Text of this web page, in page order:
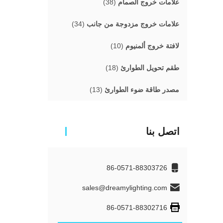
علامات خروج الصمام (38)
علامات خروج مزدوجة من جانب (34)
لافتة خروج ألمنيوم (10)
طقم تحويل الطوارئ (18)
مصدر طاقة ضوء الطوارئ (13)
اتصل بنا
86-0571-88303726
sales@dreamylighting.com
86-0571-88302716